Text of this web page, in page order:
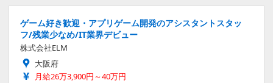
ゲーム好き歓迎・アプリゲーム開発のアシスタントスタッ
フ/残業少なめ/IT業界デビュー
株式会社ELM
大阪府
月給26万3,900円～40万円